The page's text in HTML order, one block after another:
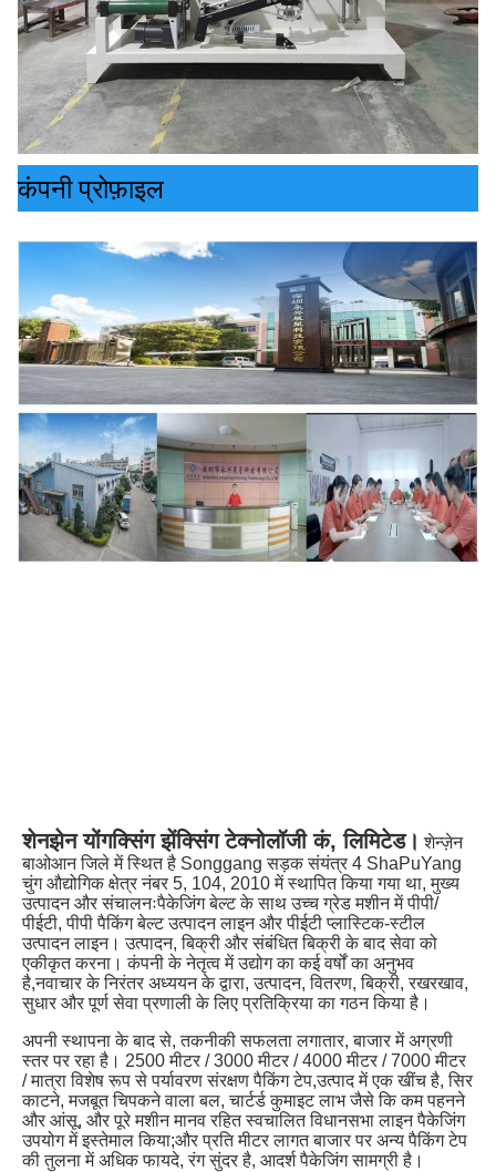
कंपनी प्रोफ़ाइल
शेनझेन योंगक्सिंग झेंक्सिंग टेक्नोलॉजी कं, लिमिटेड। शेन्ज़ेन
बाओआन जिले में स्थित है Songgang सड़क संयंत्र 4 ShaPuYang
चुंग औद्योगिक क्षेत्र नंबर 5, 104, 2010 में स्थापित किया गया था, मुख्य
उत्पादन और संचालनःपैकेजिंग बेल्ट के साथ उच्च ग्रेड मशीन में पीपी/
पीईटी, पीपी पैकिंग बेल्ट उत्पादन लाइन और पीईटी प्लास्टिक-स्टील
उत्पादन लाइन। उत्पादन, बिक्री और संबंधित बिक्री के बाद सेवा को
एकीकृत करना। कंपनी के नेतृत्व में उद्योग का कई वर्षों का अनुभव
है,नवाचार के निरंतर अध्ययन के द्वारा, उत्पादन, वितरण, बिक्री, रखरखाव,
सुधार और पूर्ण सेवा प्रणाली के लिए प्रतिक्रिया का गठन किया है।
अपनी स्थापना के बाद से, तकनीकी सफलता लगातार, बाजार में अग्रणी
स्तर पर रहा है। 2500 मीटर / 3000 मीटर / 4000 मीटर / 7000 मीटर
/ मात्रा विशेष रूप से पर्यावरण संरक्षण पैकिंग टेप,उत्पाद में एक खींच है, सिर
काटने, मजबूत चिपकने वाला बल, चार्टर्ड कुमाइट लाभ जैसे कि कम पहनने
और आंसू, और पूरे मशीन मानव रहित स्वचालित विधानसभा लाइन पैकेजिंग
उपयोग में इस्तेमाल किया;और प्रति मीटर लागत बाजार पर अन्य पैकिंग टेप
की तुलना में अधिक फायदे, रंग सुंदर है, आदर्श पैकेजिंग सामग्री है।